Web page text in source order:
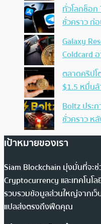
ทั่วโลกช็อก
ชั่วคราว ก่
Galaxy
Coldcard
ตลาดคริปโ
$1.5 หมื่น
Boltz ประ
ชั่วคราว ห
เป้าหมายของเรา
Siam Blockchain มุ่งมั่นที่จะ
Cryptocurrency และเทคโนโ
รวบรวมข้อมูลส่วนใหญ่จากเว็
แปลส่งตรงถึงฟีดคุณ